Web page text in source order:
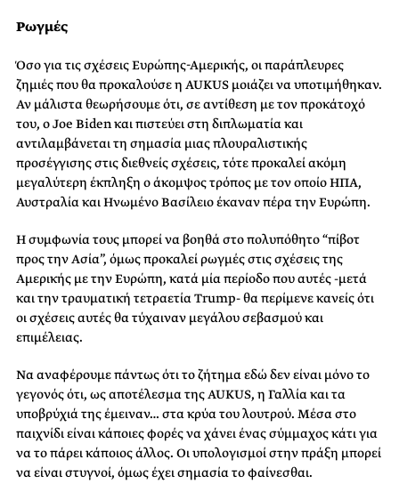
Ρωγμές
Όσο για τις σχέσεις Ευρώπης-Αμερικής, οι παράπλευρες
ζημιές που θα προκαλούσε η AUKUS μοιάζει να υποτιμήθηκαν.
Αν μάλιστα θεωρήσουμε ότι, σε αντίθεση με τον προκάτοχό
του, ο Joe Biden και πιστεύει στη διπλωματία και
αντιλαμβάνεται τη σημασία μιας πλουραλιστικής
προσέγγισης στις διεθνείς σχέσεις, τότε προκαλεί ακόμη
μεγαλύτερη έκπληξη ο άκομψος τρόπος με τον οποίο ΗΠΑ,
Αυστραλία και Ηνωμένο Βασίλειο έκαναν πέρα την Ευρώπη.
Η συμφωνία τους μπορεί να βοηθά στο πολυπόθητο “πίβοτ
προς την Ασία”, όμως προκαλεί ρωγμές στις σχέσεις της
Αμερικής με την Ευρώπη, κατά μία περίοδο που αυτές -μετά
και την τραυματική τετραετία Trump- θα περίμενε κανείς ότι
οι σχέσεις αυτές θα τύχαιναν μεγάλου σεβασμού και
επιμέλειας.
Να αναφέρουμε πάντως ότι το ζήτημα εδώ δεν είναι μόνο το
γεγονός ότι, ως αποτέλεσμα της AUKUS, η Γαλλία και τα
υποβρύχιά της έμειναν… στα κρύα του λουτρού. Μέσα στο
παιχνίδι είναι κάποιες φορές να χάνει ένας σύμμαχος κάτι για
να το πάρει κάποιος άλλος. Οι υπολογισμοί στην πράξη μπορεί
να είναι στυγνοί, όμως έχει σημασία το φαίνεσθαι.